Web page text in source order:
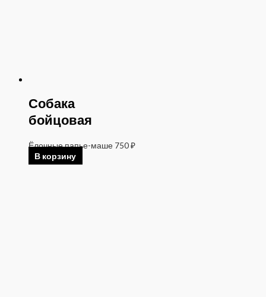
Собака
бойцовая
Ёлочные папье-маше 750₽
В корзину